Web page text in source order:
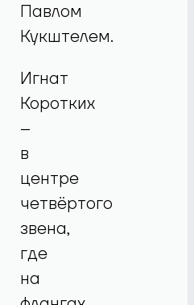
Павлом
Кукштелем.
Игнат
Коротких
–
в
центре
четвёртого
звена,
где
на